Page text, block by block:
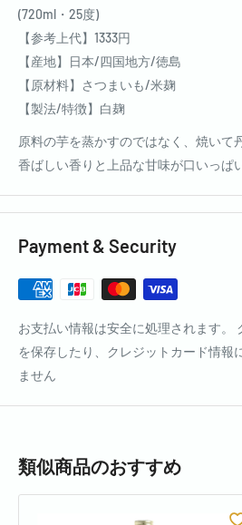
(720ml・25度)
【参考上代】1333円
【産地】日本/四国地方/徳島
【原材料】さつまいも/米麹
【製法/特徴】白麹
原料の芋を蒸かすのではなく、焼いて
香ばしい香りと上品な甘味が口いっぱ
Payment & Security
お支払い情報は安全に処理されます。
を保存したり、クレジットカード情報
ません
類似商品のおすすめ